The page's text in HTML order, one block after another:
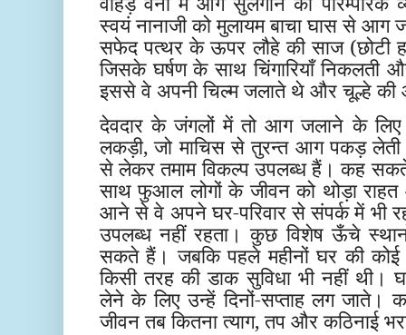
स्वयं नानाजी को मुलायम बाचा घास से
सफेद पत्थर के ऊपर लौहे की साज (छोटी
जिसके घर्षण के साथ चिंगारियाँ
इससे वे अपनी चिल्म जलाते थे और चूल्हे की
देवदार के जंगलों में तो आग जलाने के लिए
लकड़ी, जो माचिस से तुरन्त आग पकड़
से लेकर तमाम विकल्प उपलब्ध हैं। कह
साथ फुआल लोगों के जीवन को थोड़ा राहत
आने से वे अपने घर-परिवार से संपर्क में भी
उपलब्ध नहीं रहता। कुछ विशेष ऊँचे
सकते हैं। जबकि पहले महीनों घर की
किसी तरह की डाक सुविधा भी नहीं थी।
लेने के लिए उन्हें दिनों-सप्ताह लग
जीवन तब कितना त्याग, तप और कठिनाई